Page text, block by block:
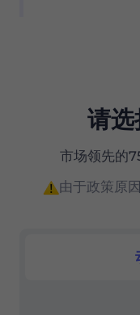
我们的住宅代理提
精确的（国
成功率
请
市场领先的
由于政策原